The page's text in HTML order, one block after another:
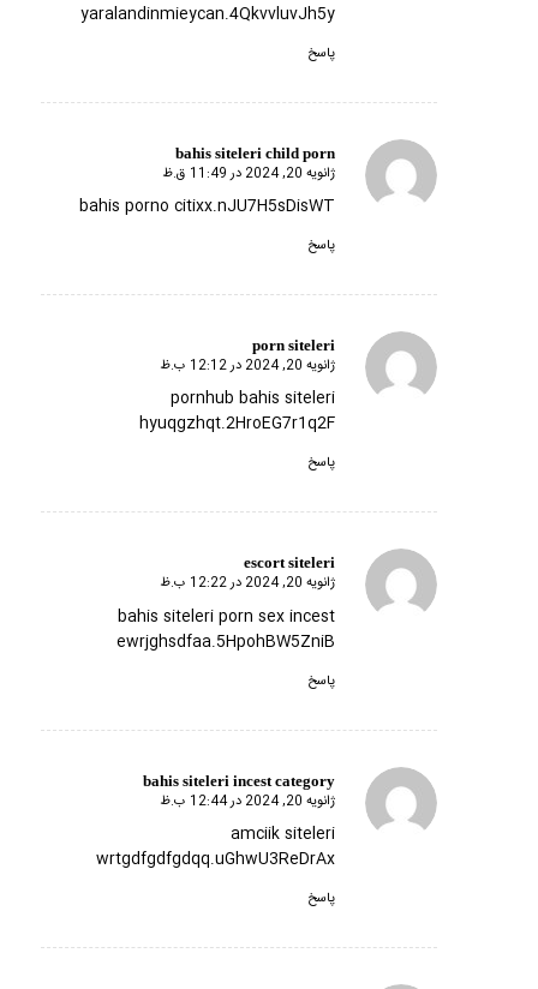
yaralandinmieycan.4QkvvluvJh5y
پاسخ
bahis siteleri child porn
گفته:
ژانویه 20, 2024 در 11:49 ق.ظ
bahis porno citixx.nJU7H5sDisWT
پاسخ
porn siteleri
گفته:
ژانویه 20, 2024 در 12:12 ب.ظ
pornhub bahis siteleri
hyuqgzhqt.2HroEG7r1q2F
پاسخ
escort siteleri
گفته:
ژانویه 20, 2024 در 12:22 ب.ظ
bahis siteleri porn sex incest
ewrjghsdfaa.5HpohBW5ZniB
پاسخ
bahis siteleri incest category
گفته:
ژانویه 20, 2024 در 12:44 ب.ظ
amciik siteleri
wrtgdfgdfgdqq.uGhwU3ReDrAx
پاسخ